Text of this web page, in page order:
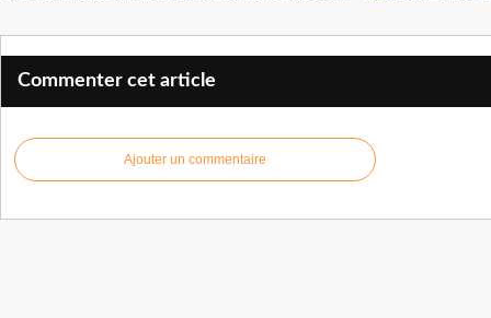
Commenter cet article
Ajouter un commentaire